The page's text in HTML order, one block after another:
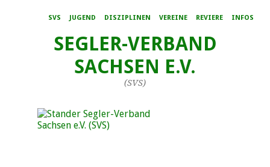
SVS JUGEND DISZIPLINEN VEREINE REVIERE INFOS
SEGLER-VERBAND
SACHSEN E.V.
(SVS)